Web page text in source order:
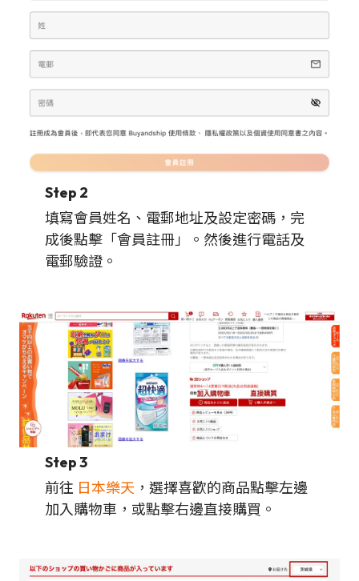
Step 2
填寫會員姓名、電郵地址及設定密碼，完
成後點擊「會員註冊」。然後進行電話及
電郵驗證。
Step 3
前往 日本樂天 ，選擇喜歡的商品點擊左邊
加入購物車，或點擊右邊直接購買。